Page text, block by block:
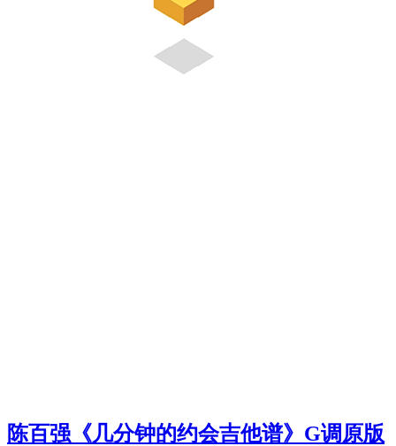
陈百强《几分钟的约会吉他谱》G调原版